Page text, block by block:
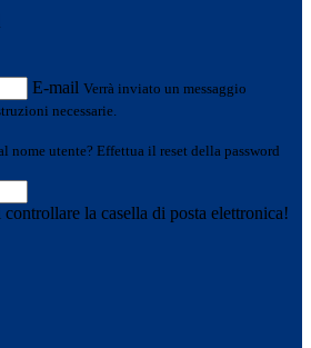
E-mail Verrà inviato un messaggio
necessarie.
nome utente? Effettua il reset della password
la casella di posta elettronica!